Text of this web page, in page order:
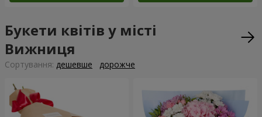
Букети квітів у місті
Вижниця
Сортування: дешевше дорожче